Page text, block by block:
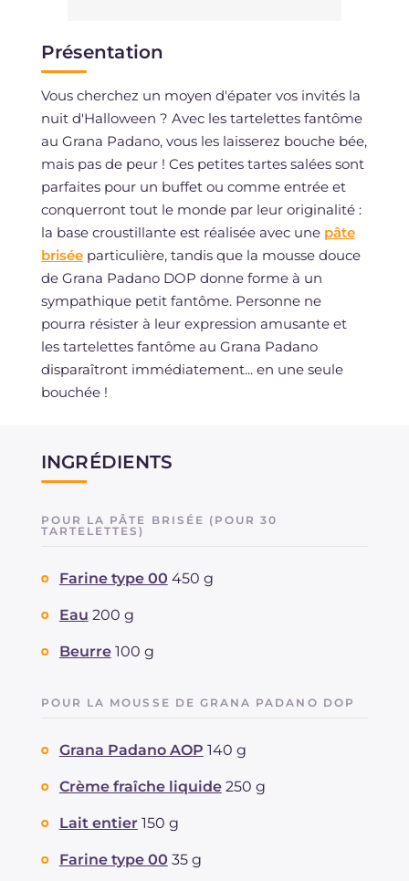
Présentation
Vous cherchez un moyen d'épater vos invités la
nuit d'Halloween ? Avec les tartelettes fantôme
au Grana Padano, vous les laisserez bouche bée,
mais pas de peur ! Ces petites tartes salées sont
parfaites pour un buffet ou comme entrée et
conquerront tout le monde par leur originalité :
la base croustillante est réalisée avec une pâte
briséeparticulière, tandis que la mousse douce
de Grana Padano DOP donne forme à un
sympathique petit fantôme. Personne ne
pourra résister à leur expression amusante et
les tartelettes fantôme au Grana Padano
disparaîtront immédiatement... en une seule
bouchée !
INGRÉDIENTS
POUR LA PÂTE BRISÉE (POUR 30
TARTELETTES)
Farine type 00 450 g
Eau 200 g
Beurre 100 g
POUR LA MOUSSE DE GRANA PADANO DOP
Grana Padano AOP 140 g
Crème fraîche liquide 250 g
Lait entier 150 g
Farine type 00 35 g